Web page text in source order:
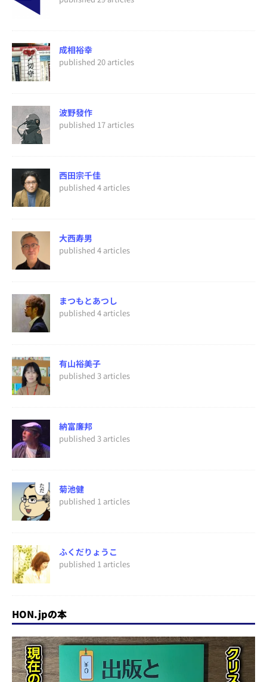
成相裕幸
published 20 articles
波野發作
published 17 articles
西田宗千佳
published 4 articles
大西寿男
published 4 articles
まつもとあつし
published 4 articles
有山裕美子
published 3 articles
納富廉邦
published 3 articles
菊池健
published 1 articles
ふくだりょうこ
published 1 articles
HON.jpの本